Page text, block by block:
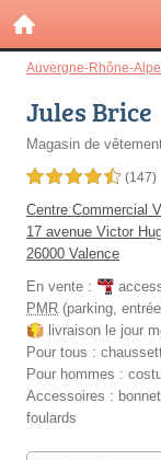
Auvergne-Rhône-
Jules Brice
Magasin de
4,5 étoiles sur 5 (147)
Centre Commercial
17 avenue Victor
26000 Valence
En vente :
PMR (parking,
livraison le jour
Pour tous :
Pour hommes :
Accessoires :
foulards